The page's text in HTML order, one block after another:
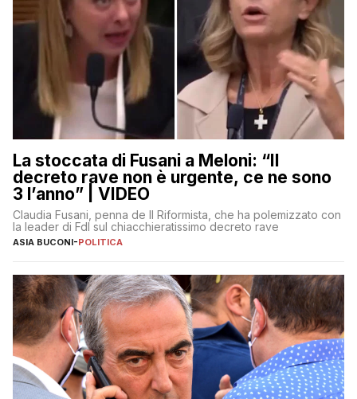
La stoccata di Fusani a Meloni: “Il
decreto rave non è urgente, ce ne sono
3 l’anno” | VIDEO
Claudia Fusani, penna de Il Riformista, che ha polemizzato con
la leader di FdI sul chiacchieratissimo decreto rave
ASIA BUCONI-POLITICA